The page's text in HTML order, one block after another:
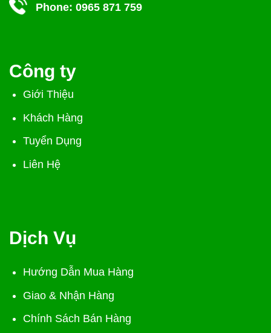
Phone: 0965 871 759
Công ty
Giới Thiệu
Khách Hàng
Tuyển Dụng
Liên Hệ
Dịch Vụ
Hướng Dẫn Mua Hàng
Giao & Nhận Hàng
Chính Sách Bán Hàng